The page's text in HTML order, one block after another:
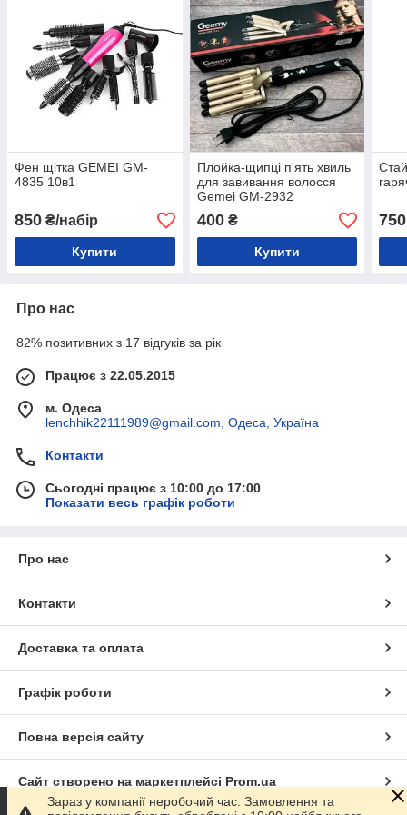
Фен щітка GEMEI GM-
4835 10в1
850 ₴/набір
Купити
Плойка-щипці п'ять хвиль
для завивання волосся
Gemei GM-2932
400₴
Купити
750
Про нас
82% позитивних з 17 відгуків за рік
Працює з 22.05.2015
м. Одеса
lenchhik22111989@gmail.com, Одеса, Україна
Контакти
Сьогодні працює з 10:00 до 17:00
Показати весь графік роботи
Про нас
Контакти
Доставка та оплата
Графік роботи
Повна версія сайту
Сайт створено на маркетплейсі Prom.ua
Зараз у компанії неробочий час. Замовлення та